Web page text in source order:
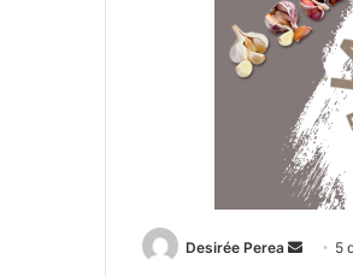
Desirée Perea 5